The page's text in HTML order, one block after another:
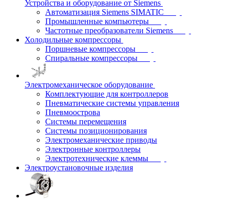
Устройства и оборудование от Siemens
Автоматизация Siemens SIMATIC
Промышленные компьютеры
Частотные преобразователи Siemens
Холодильные компрессоры
Поршневые компрессоры
Спиральные компрессоры
Электромеханическое оборудование
Комплектующие для контроллеров
Пневматические системы управления
Пневмоострова
Системы перемещения
Системы позиционирования
Электромеханические приводы
Электронные контроллеры
Электротехнические клеммы
Электроустановочные изделия